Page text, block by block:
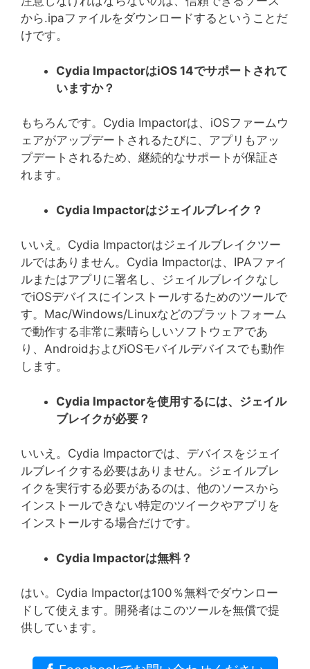
から.ipaファイルをダウンロードするということだ
けです。
Cydia ImpactorはiOS 14でサポートされて
いますか？
もちろんです。Cydia Impactorは、iOSファームウ
ェアがアップデートされるたびに、アプリもアッ
プデートされるため、継続的なサポートが保証さ
れます。
Cydia Impactorはジェイルブレイク？
いいえ。Cydia Impactorはジェイルブレイクツー
ルではありません。Cydia Impactorは、IPAファイ
ルまたはアプリに署名し、ジェイルブレイクなし
でiOSデバイスにインストールするためのツールで
す。Mac/Windows/Linuxなどのプラットフォーム
で動作する非常に素晴らしいソフトウェアであ
り、AndroidおよびiOSモバイルデバイスでも動作
します。
Cydia Impactorを使用するには、ジェイル
ブレイクが必要？
いいえ。Cydia Impactorでは、デバイスをジェイ
ルブレイクする必要はありません。ジェイルブレ
イクを実行する必要があるのは、他のソースから
インストールできない特定のツイークやアプリを
インストールする場合だけです。
Cydia Impactorは無料？
はい。Cydia Impactorは100％無料でダウンロー
ドして使えます。開発者はこのツールを無償で提
供しています。